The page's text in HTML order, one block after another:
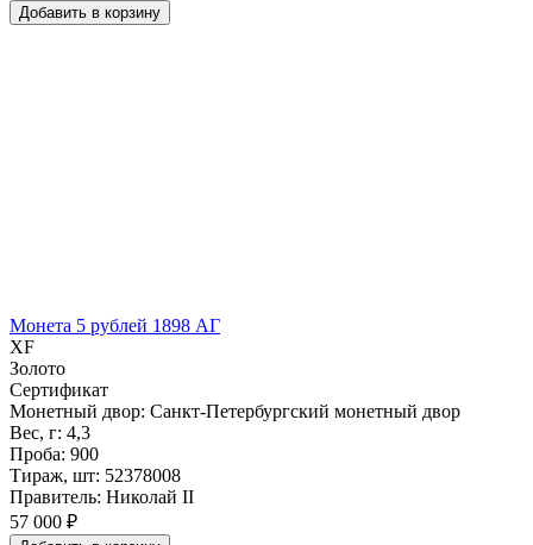
Добавить в корзину
Монета 5 рублей 1898 АГ
XF
Золото
Сертификат
Монетный двор: Санкт-Петербургский монетный двор
Вес, г: 4,3
Проба: 900
Тираж, шт: 52378008
Правитель: Николай II
57 000 ₽